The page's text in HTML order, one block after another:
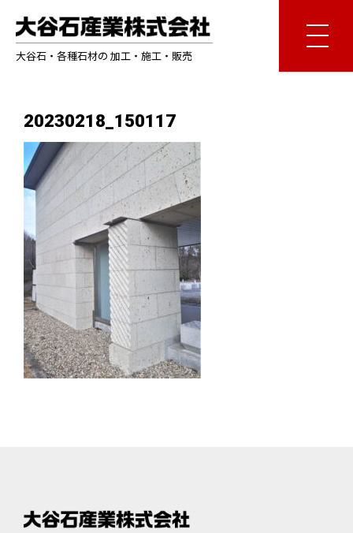
大谷石・各種石材の 加工・施工・販売
20230218_150117